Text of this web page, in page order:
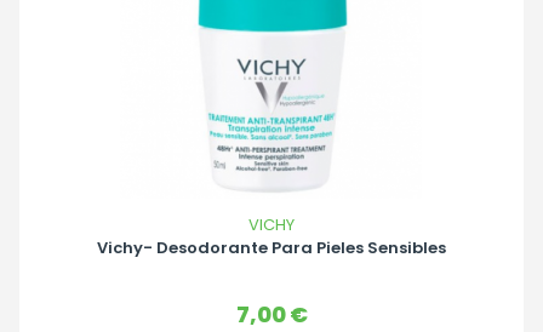
VICHY
Vichy- Desodorante Para Pieles Sensibles
Precio
7,00 €